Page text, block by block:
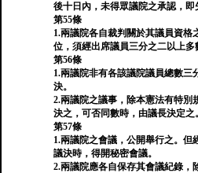
後十日內，未得眾議院之承認，即
第55條
1.兩議院各自裁判關於其議員資格
位，須經出席議員三分之二以上多
第56條
1.兩議院非有各該議院議員總數三
決。
2.兩議院之議事，除本憲法有特別
決之，可否同數時，由議長決定之。
第57條
1.兩議院之會議，公開舉行之。但
議決時，得開秘密會議。
2.兩議院應各自保存其會議紀錄，